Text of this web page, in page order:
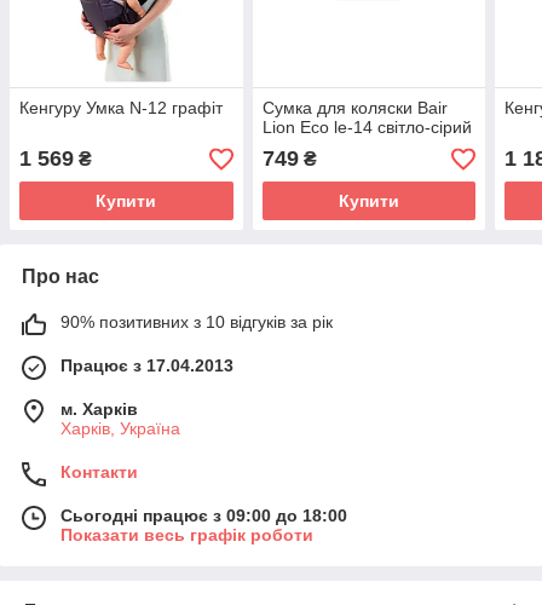
Кенгуру Умка N-12 графіт
1 569 ₴
Купити
Сумка для коляски Bair
Lion Eco le-14 світло-сірий
749₴
Купити
1
Про нас
90% позитивних з 10 відгуків за рік
Працює з 17.04.2013
м. Харків
Харків, Україна
Контакти
Сьогодні працює з 09:00 до 18:00
Показати весь графік роботи